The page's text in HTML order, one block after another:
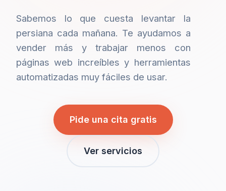
Sabemos lo que cuesta levantar la
persiana cada mañana. Te ayudamos a
vender más y trabajar menos con
páginas web increíbles y herramientas
automatizadas muy fáciles de usar.
Pide una cita gratis
Ver servicios